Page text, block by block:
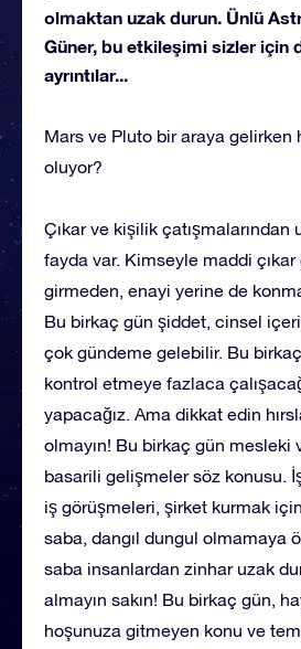
olmaktan uzak durun. Ünlü
Güner, bu etkileşimi sizler için
ayrıntılar...
Mars ve Pluto bir araya gelirken
oluyor?
Çıkar ve kişilik çatışmalarından
fayda var. Kimseyle maddi çıkar
girmeden, enayi yerine de
Bu birkaç gün şiddet, cinsel
çok gündeme gelebilir. Bu
kontrol etmeye fazlaca
yapacağız. Ama dikkat edin
olmayın! Bu birkaç gün mesleki
basarili gelişmeler söz konusu.
iş görüşmeleri, şirket kurmak
saba, dangıl dungul olmamaya
saba insanlardan zinhar uzak
almayın sakın! Bu birkaç gün,
hoşunuza gitmeyen konu ve